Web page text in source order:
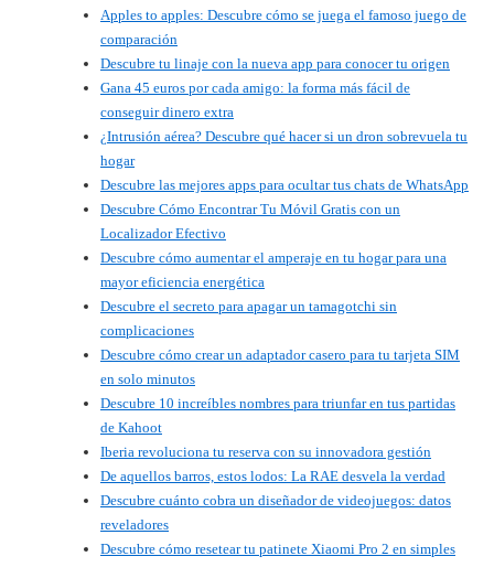
Apples to apples: Descubre cómo se juega el famoso juego de
comparación
Descubre tu linaje con la nueva app para conocer tu origen
Gana 45 euros por cada amigo: la forma más fácil de
conseguir dinero extra
¿Intrusión aérea? Descubre qué hacer si un dron sobrevuela tu
hogar
Descubre las mejores apps para ocultar tus chats de WhatsApp
Descubre Cómo Encontrar Tu Móvil Gratis con un
Localizador Efectivo
Descubre cómo aumentar el amperaje en tu hogar para una
mayor eficiencia energética
Descubre el secreto para apagar un tamagotchi sin
complicaciones
Descubre cómo crear un adaptador casero para tu tarjeta SIM
en solo minutos
Descubre 10 increíbles nombres para triunfar en tus partidas
de Kahoot
Iberia revoluciona tu reserva con su innovadora gestión
De aquellos barros, estos lodos: La RAE desvela la verdad
Descubre cuánto cobra un diseñador de videojuegos: datos
reveladores
Descubre cómo resetear tu patinete Xiaomi Pro 2 en simples